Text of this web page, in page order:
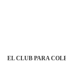
EL CLUB PARA